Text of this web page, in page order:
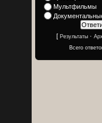
Мультфильмы
[Результаты ·
Всего